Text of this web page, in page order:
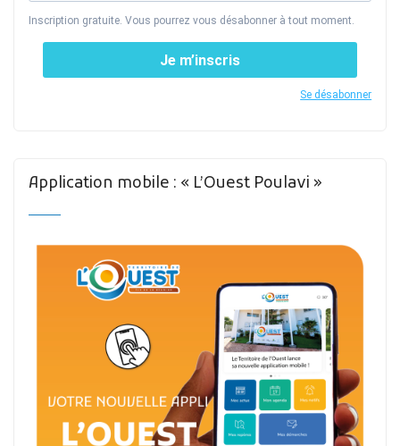
Inscription gratuite. Vous pourrez vous désabonner à tout moment.
Je m’inscris
Se désabonner
Application mobile : « L’Ouest Poulavi »